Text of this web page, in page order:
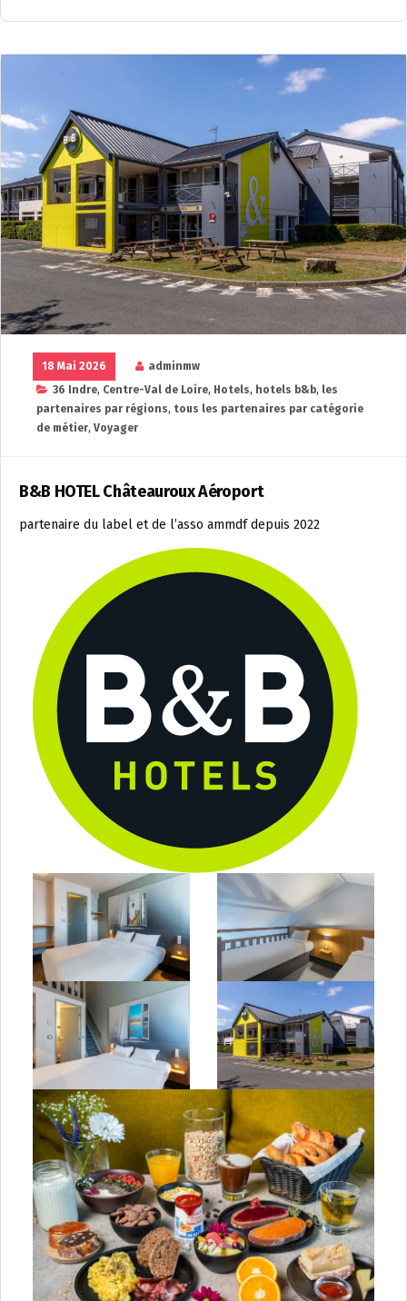
18 Mai 2026
adminmw
36 Indre, Centre-Val de Loire, Hotels, hotels b&b, les
partenaires par régions, tous les partenaires par catégorie
de métier, Voyager
B&B HOTEL Châteauroux Aéroport
partenaire du label et de l’asso ammdf depuis 2022